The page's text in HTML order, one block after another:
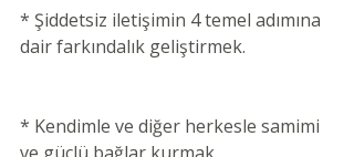
* Şiddetsiz iletişimin 4 temel adımına
dair farkındalık geliştirmek.
* Kendimle ve diğer herkesle samimi